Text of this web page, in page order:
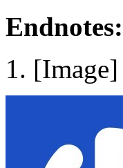
Endnotes: